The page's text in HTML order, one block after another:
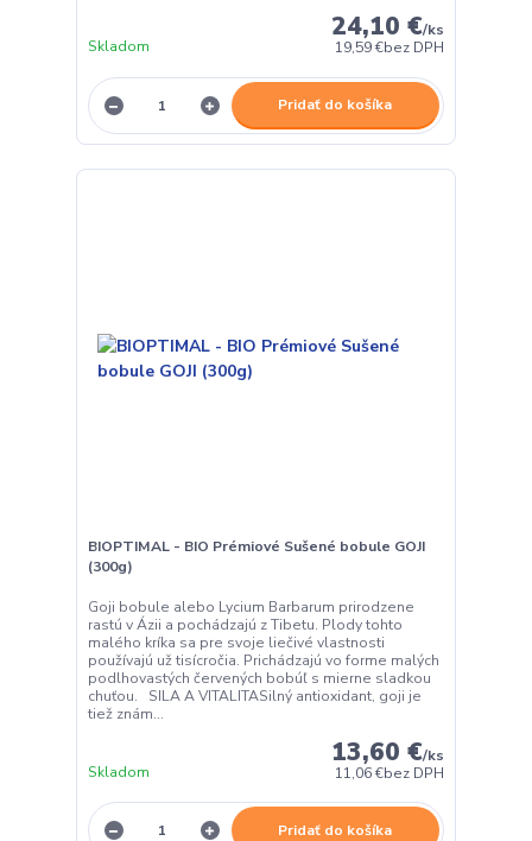
24,10 €/ks
19,59 €bez DPH
Skladom
Pridať do košíka
BIOPTIMAL - BIO Prémiové Sušené bobule GOJI
(300g)
Goji bobule alebo Lycium Barbarum prirodzene
rastú v Ázii a pochádzajú z Tibetu. Plody tohto
malého kríka sa pre svoje liečivé vlastnosti
používajú už tisícročia. Prichádzajú vo forme malých
podlhovastých červených bobúľ s mierne sladkou
chuťou. SILA A VITALITASilný antioxidant, goji je
tiež znám...
13,60 €/ks
11,06 €bez DPH
Skladom
Pridať do košíka